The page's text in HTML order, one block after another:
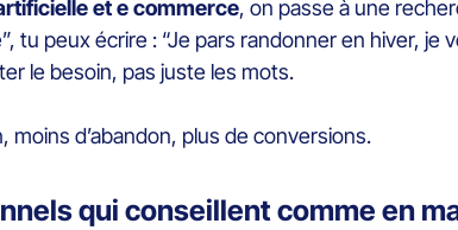
et e commerce, on passe à une
tu peux écrire : “Je pars randonner en hiver,
le besoin, pas juste les mots.
moins d’abandon, plus de conversions.
qui conseillent comme en